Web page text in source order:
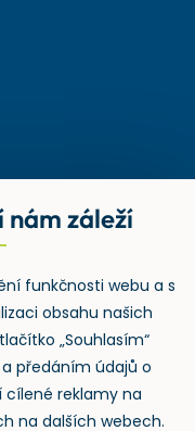
nám záleží
funkčnosti webu a s
obsahu našich
„Souhlasím“
předáním údajů o
cílené reklamy na
na dalších webech.